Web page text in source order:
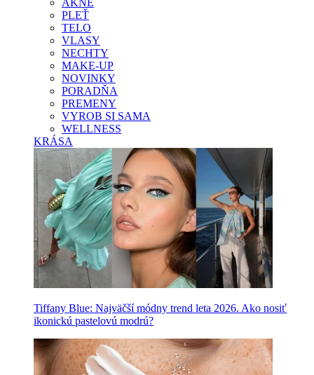
AKNÉ
PLEŤ
TELO
VLASY
NECHTY
MAKE-UP
NOVINKY
PORADŇA
PREMENY
VYROB SI SAMA
WELLNESS
KRÁSA
Tiffany Blue: Najväčší módny trend leta 2026. Ako nosiť
ikonickú pastelovú modrú?